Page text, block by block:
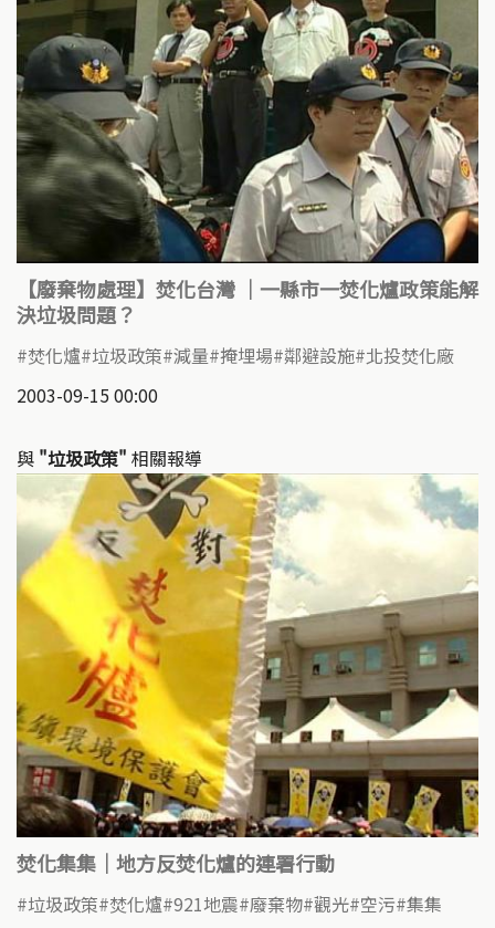
【廢棄物處理】焚化台灣 ｜一縣市一焚化爐政策能解
決垃圾問題？
焚化爐 垃圾政策 減量 掩埋場 鄰避設施 北投焚化廠
2003-09-15 00:00
與 "垃圾政策" 相關報導
焚化集集｜地方反焚化爐的連署行動
垃圾政策 焚化爐 921地震 廢棄物 觀光 空污 集集